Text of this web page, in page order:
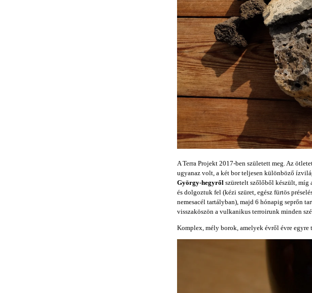
A Terra Projekt 2017-ben született meg. Az
ugyanaz volt, a két bor teljesen különböző
György-hegyről szüretelt szőlőből készült, míg
és dolgoztuk fel (kézi szüret, egész fürtös
nemesacél tartályban), majd 6 hónapig seprőn
visszaköszön a vulkanikus terroirunk minden
Komplex, mély borok, amelyek évről évre egyre